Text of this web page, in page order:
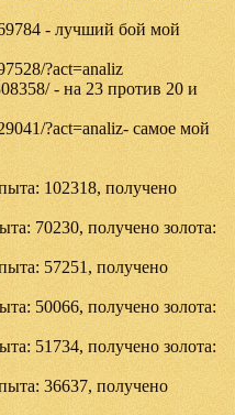
- лучший бой мой
?act=analiz
- на 23 против 20 и
?act=analiz- самое мой
102318, получено
70230, получено золота:
57251, получено
50066, получено золота:
51734, получено золота:
36637, получено